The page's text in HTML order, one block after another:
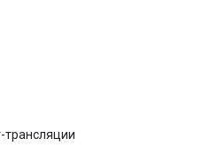
трансляции